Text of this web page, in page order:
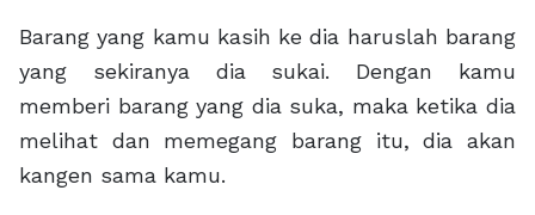
Barang yang kamu kasih ke dia haruslah barang
yang sekiranya dia sukai. Dengan kamu
memberi barang yang dia suka, maka ketika dia
melihat dan memegang barang itu, dia akan
kangen sama kamu.